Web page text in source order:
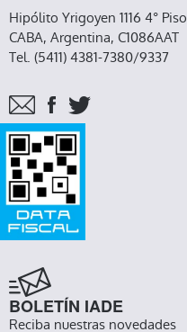
Hipólito Yrigoyen 1116 4° Piso
CABA, Argentina, C1086AAT
Tel. (5411) 4381-7380/9337
BOLETÍN IADE
Reciba nuestras novedades